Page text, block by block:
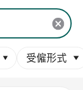
受僱形式